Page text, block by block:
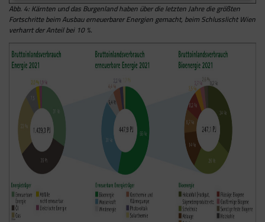
Abb. 4: Kärnten und das Burgenland haben über die letzten Jahre die größten
Fortschritte beim Ausbau erneuerbarer Energien gemacht, beim Schlusslicht Wien
verharrt der Anteil bei 10 %.
Daten umfassen die Anzahl der Besucher, ihre
Quelle und die Seiten, die sie anonym
besuchen.
Google Tag Manager
Der Google Tag Manager setzt keine Cookies
(im leeren Zustand). Der Tag Manager ist nur
ein "Container", über den Sie u.a. verschiedene
Tracking- und Remarketing-Codes gebündelt
einbauen können. Wenn Sie beispielsweise
Google Analytics über den Tag Manager
einbinden, werden Cookies gesetzt. Diese
Cookies stammen aber von Google Analytics
und nicht vom Tag Manager selbst.
am wahrscheinlichsten an einer solchen
Werbung interessiert sind.